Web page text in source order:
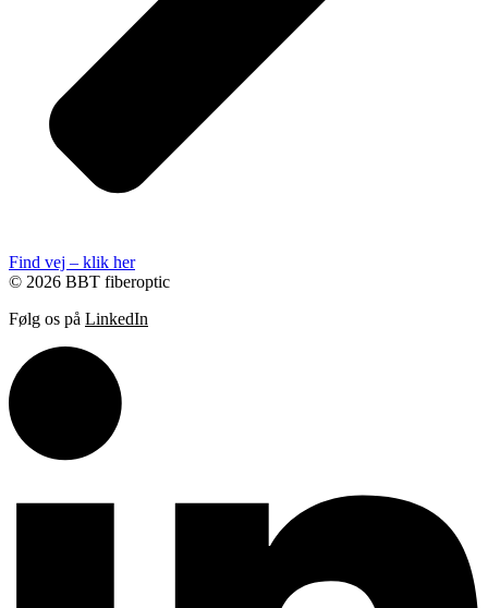
Find vej – klik her
© 2026 BBT fiberoptic
Følg os på LinkedIn